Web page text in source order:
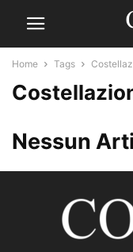
Home Tags
Nessun